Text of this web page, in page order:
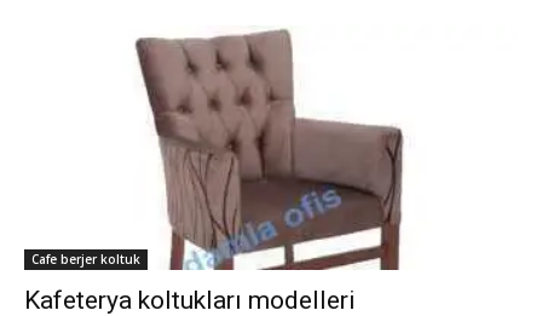
Cafe berjer koltuk
Kafeterya koltukları modelleri